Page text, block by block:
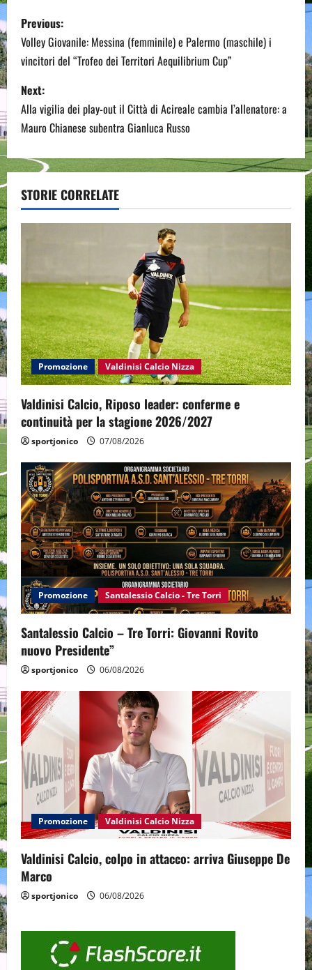
P
o
s
t
n
a
v
i
a
t
i
o
n
Previous:
Volley Giovanile: Messina (femminile) e Palermo (maschile) i
vincitori del “Trofeo dei Territori Aequilibrium Cup”
Next:
Alla vigilia dei play-out il Città di Acireale cambia l’allenatore: a
Mauro Chianese subentra Gianluca Russo
STORIE CORRELATE
Promozione Valdinisi Calcio Nizza
Valdinisi Calcio, Riposo leader: conferme e
continuità per la stagione 2026/2027
sportjonico 07/08/2026
Promozione Santalessio Calcio - Tre Torri
Santalessio Calcio – Tre Torri: Giovanni Rovito
nuovo Presidente”
sportjonico 06/08/2026
Promozione Valdinisi Calcio Nizza
Valdinisi Calcio, colpo in attacco: arriva Giuseppe De
Marco
sportjonico 06/08/2026